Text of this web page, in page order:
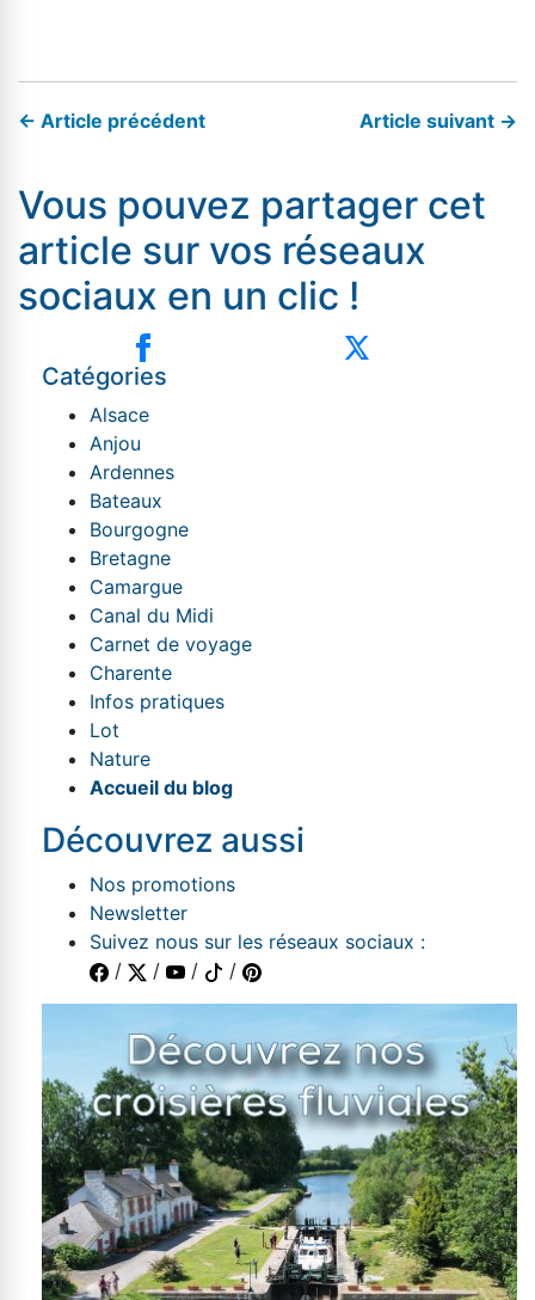
← Article précédent Article suivant →
Vous pouvez partager cet
article sur vos réseaux
sociaux en un clic !
Catégories
Alsace
Anjou
Ardennes
Bateaux
Bourgogne
Bretagne
Camargue
Canal du Midi
Carnet de voyage
Charente
Infos pratiques
Lot
Nature
Accueil du blog
Découvrez aussi
Nos promotions
Newsletter
Suivez nous sur les réseaux sociaux :
/
/ / /